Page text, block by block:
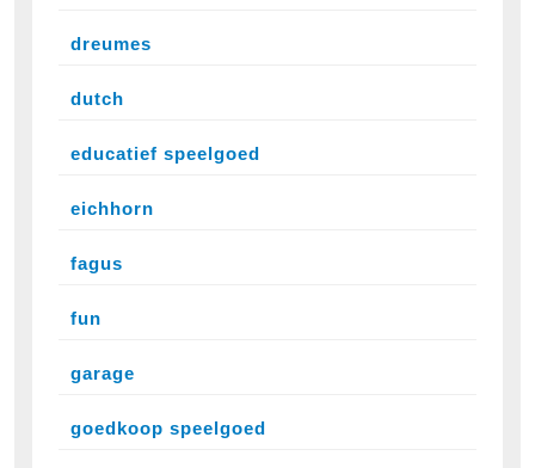
dreumes
dutch
educatief speelgoed
eichhorn
fagus
fun
garage
goedkoop speelgoed